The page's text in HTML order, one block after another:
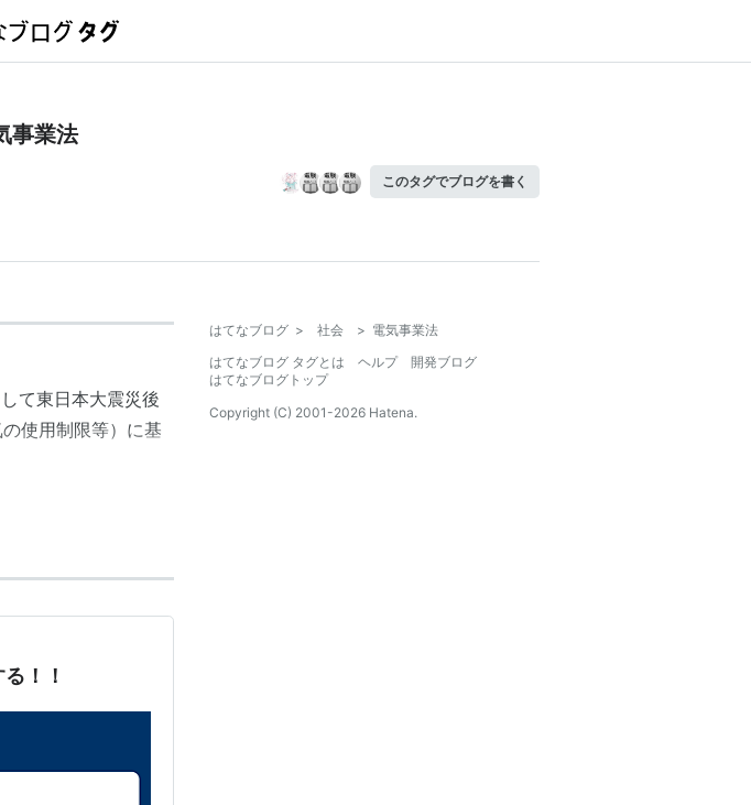
事業法
このタグでブログを書く
て東日本大震災後
使用制限等）に基
ことによつ
によつて、公
る。
！！
はてなブログ > 社会 > 電気事業法
はてなブログ タグとは
ヘルプ
開発ブログ
はてなブログトップ
Copyright (C) 2001-2026 Hatena.